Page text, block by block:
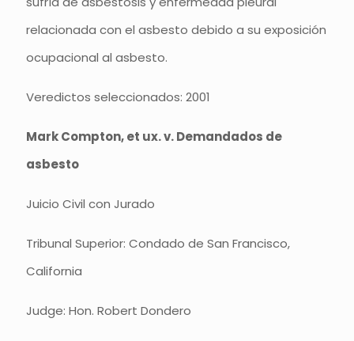
relacionada con el asbesto debido a su exposición
ocupacional al asbesto.
Veredictos seleccionados: 2001
Mark Compton, et ux. v. Demandados de
asbesto
Juicio Civil con Jurado
Tribunal Superior: Condado de San Francisco,
California
Judge: Hon. Robert Dondero